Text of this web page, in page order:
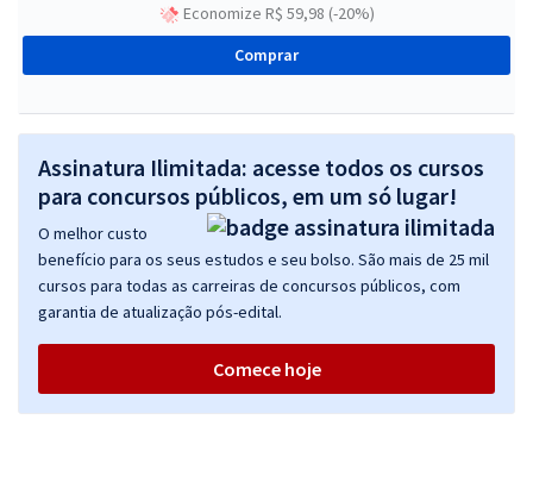
Economize R$ 59,98 (-20%)
Comprar
Assinatura Ilimitada: acesse todos os cursos
para concursos públicos, em um só lugar!
O melhor custo
benefício para os seus estudos e seu bolso. São mais de 25 mil
cursos para todas as carreiras de concursos públicos, com
garantia de atualização pós-edital.
Comece hoje